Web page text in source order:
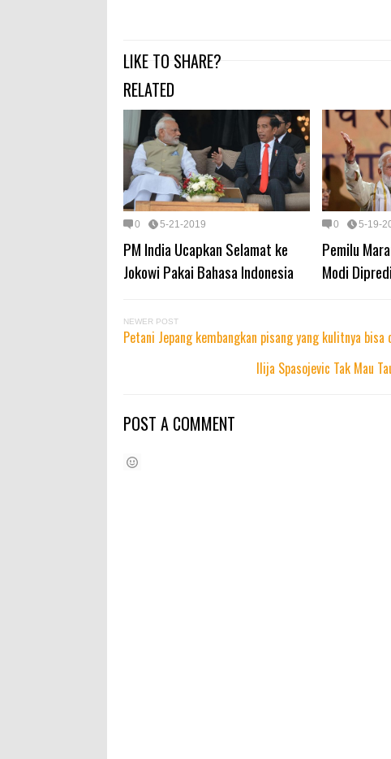
LIKE TO SHARE?
RELATED
0 5-21-2019
PM India Ucapkan Selamat ke
Jokowi Pakai Bahasa Indonesia
0 5-19-
Pemilu
Modi
NEWER POST
Petani Jepang kembangkan pisang yang kulitnya bisa
Ilija Spasojevic Tak Mau
POST A COMMENT